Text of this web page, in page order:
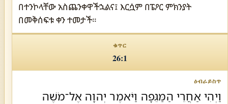
በተንኮላቸው አስጨንቀዋችኋልና፤ እርሷም በፔዖር ምክንያት
በመቅሰፍቱ ቀን ተመታች።
26:1
וַיְהִי אַחֲרֵי הַמַּגֵּפָה וַיֹּאמֶר יְהוָה אֶל־מֹשֶׁה